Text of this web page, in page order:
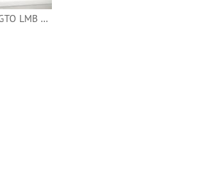
Ferrari 250 GTO LMB 1963 24h Le Mans #26 (Tecnomodel)